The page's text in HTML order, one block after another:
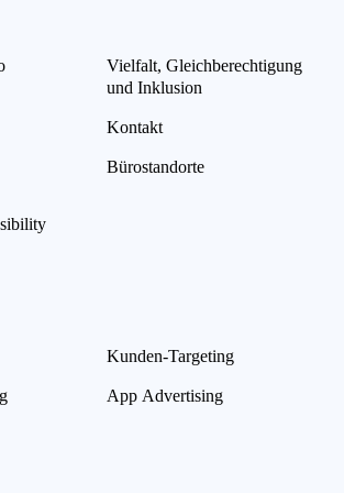
Vielfalt, Gleichberechtigung
und Inklusion
Kontakt
Bürostandorte
Kunden-Targeting
App Advertising